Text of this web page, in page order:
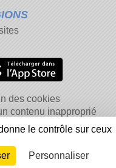
des cookies
contenu inapproprié
Connexion
le contrôle sur ceux
Personnaliser